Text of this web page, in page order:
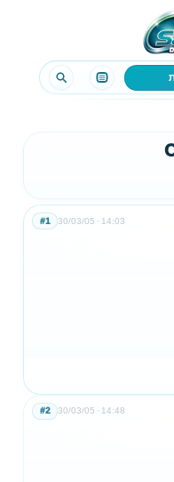
30/03/05 14:03
#1
30/03/05 14:48
#2